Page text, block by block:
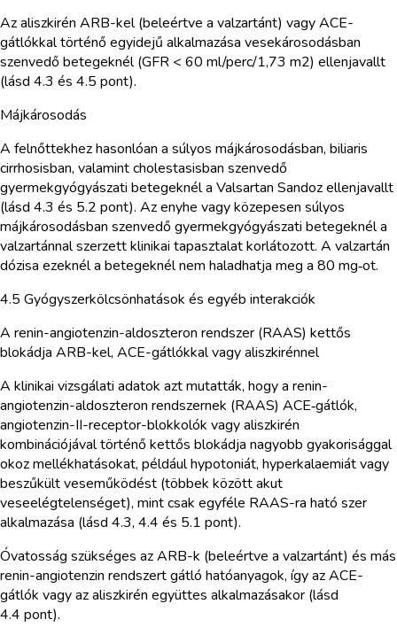
Az aliszkirén ARB-kel (beleértve a valzartánt) vagy ACE-
gátlókkal történő egyidejű alkalmazása vesekárosodásban
szenvedő betegeknél (GFR < 60 ml/perc/1,73 m2) ellenjavallt
(lásd 4.3 és 4.5 pont).
Májkárosodás
A felnőttekhez hasonlóan a súlyos májkárosodásban, biliaris
cirrhosisban, valamint cholestasisban szenvedő
gyermekgyógyászati betegeknél a Valsartan Sandoz ellenjavallt
(lásd 4.3 és 5.2 pont). Az enyhe vagy közepesen súlyos
májkárosodásban szenvedő gyermekgyógyászati betegeknél a
valzartánnal szerzett klinikai tapasztalat korlátozott. A valzartán
dózisa ezeknél a betegeknél nem haladhatja meg a 80 mg‑ot.
4.5 Gyógyszerkölcsönhatások és egyéb interakciók
A renin-angiotenzin-aldoszteron rendszer (RAAS) kettős
blokádja ARB-kel, ACE-gátlókkal vagy aliszkirénnel
A klinikai vizsgálati adatok azt mutatták, hogy a renin-
angiotenzin-aldoszteron rendszernek (RAAS) ACE‑gátlók,
angiotenzin-II-receptor-blokkolók vagy aliszkirén
kombinációjával történő kettős blokádja nagyobb gyakorisággal
okoz mellékhatásokat, például hypotoniát, hyperkalaemiát vagy
beszűkült veseműködést (többek között akut
veseelégtelenséget), mint csak egyféle RAAS-ra ható szer
alkalmazása (lásd 4.3, 4.4 és 5.1 pont).
Óvatosság szükséges az ARB-k (beleértve a valzartánt) és más
renin-angiotenzin rendszert gátló hatóanyagok, így az ACE-
gátlók vagy az aliszkirén együttes alkalmazásakor (lásd
4.4 pont).